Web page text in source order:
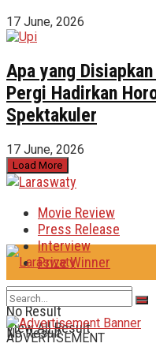
17 June, 2026
Apa yang
Pergi Hadirkan
Spektakuler
17 June, 2026
Load More
Movie Review
Press Release
Interview
Prize Winner
No Result
View All Result
No Result
ADVERTISEMENT